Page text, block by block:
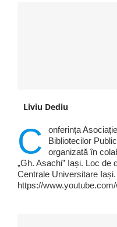
Liviu Dediu
C
onferința
Bibliotecilor
organizată în
„Gh. Asachi” Iași. Loc de
Centrale Universitare Iași.
https://